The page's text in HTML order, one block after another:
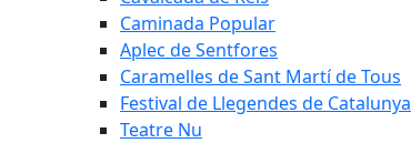
Caminada Popular
Aplec de Sentfores
Caramelles de Sant Martí de Tous
Festival de Llegendes de Catalunya
Teatre Nu